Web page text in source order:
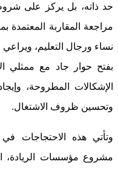
حد ذاته، بل يركز على
مراجعة المقاربة المعتمدة
نساء ورجال التعليم، ويراعي
بفتح حوار جاد مع ممثلي
الإشكالات المطروحة،
وتحسين ظروف الاشتغال.
وتأتي هذه الاحتجاجات
مشروع مؤسسات الريادة،